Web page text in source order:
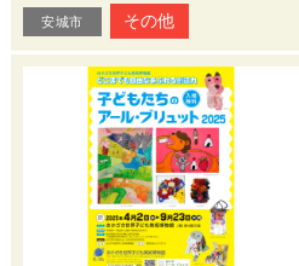
安城市 その他